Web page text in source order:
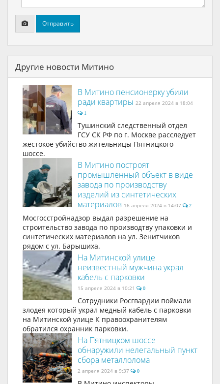
Отправить
Другие новости Митино
В Митино пенсионерку убили
ради квартиры 22 апреля 2024 в 18:04
1
Тушинский следственный отдел
ГСУ СК РФ по г. Москве расследует
жестокое убийство жительницы Пятницкого
шоссе.
В Митино построят
промышленный объект в виде
завода по производству
изделий из синтетических
материалов 16 апреля 2024 в 14:07 2
​Мосгосстройнадзор выдал разрешение на
строительство завода по производтву упаковки и
синтетических материалов на ул. Зенитчиков
рядом с ул. Барышиха.
На Митинской улице
неизвестный мужчина украл
кабель с парковки
15 апреля 2024 в 10:21 0
Сотрудники Росгвардии поймали
злодея который украл медный кабель с парковки
на Митинской улице К правоохранителям
обратился охранник парковки.
На Пятницком шоссе
обнаружили нелегальный пункт
сбора металлолома
2 апреля 2024 в 9:37 0